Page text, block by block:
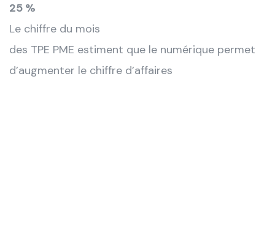
25 %
Le chiffre du mois
des TPE PME estiment que le numérique permet
d’augmenter le chiffre d’affaires